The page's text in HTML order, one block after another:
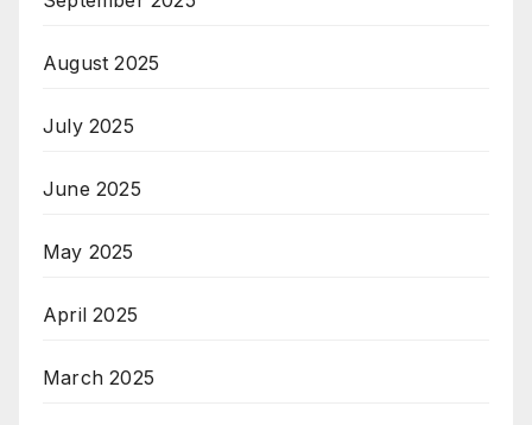
August 2025
July 2025
June 2025
May 2025
April 2025
March 2025